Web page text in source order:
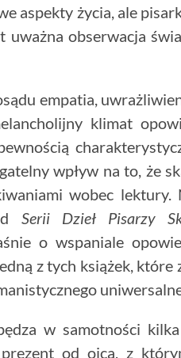
aspekty życia, ale
obserwacja
empatia,
klimat
wpływ na to, że
wobec
Serii Dzieł Pisarzy
o wspaniale
z tych książek,
w samotności
od ojca, z